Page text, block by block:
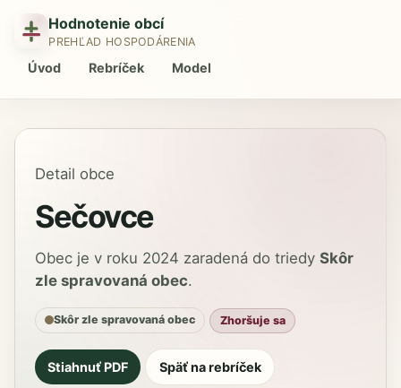
Hodnotenie obcí
PREHĽAD HOSPODÁRENIA
Úvod Rebríček Model
Detail obce
Sečovce
Obec je v roku 2024 zaradená do triedy Skôr
zle spravovaná obec.
Skôr zle spravovaná obec Zhoršuje sa
Stiahnuť PDF Späť na rebríček